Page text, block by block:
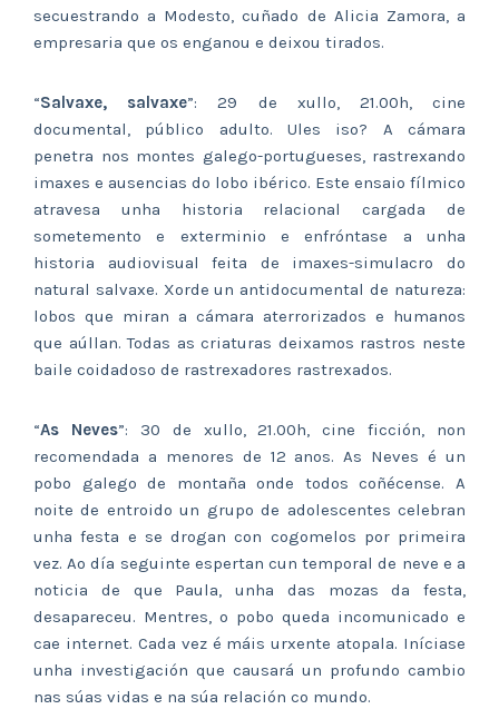
secuestrando a Modesto, cuñado de Alicia Zamora, a
empresaria que os enganou e deixou tirados.
“Salvaxe, salvaxe”: 29 de xullo, 21.00h, cine
documental, público adulto. Ules iso? A cámara
penetra nos montes galego-portugueses, rastrexando
imaxes e ausencias do lobo ibérico. Este ensaio fílmico
atravesa unha historia relacional cargada de
sometemento e exterminio e enfróntase a unha
historia audiovisual feita de imaxes-simulacro do
natural salvaxe. Xorde un antidocumental de natureza:
lobos que miran a cámara aterrorizados e humanos
que aúllan. Todas as criaturas deixamos rastros neste
baile coidadoso de rastrexadores rastrexados.
“As Neves”: 30 de xullo, 21.00h, cine ficción, non
recomendada a menores de 12 anos. As Neves é un
pobo galego de montaña onde todos coñécense. A
noite de entroido un grupo de adolescentes celebran
unha festa e se drogan con cogomelos por primeira
vez. Ao día seguinte espertan cun temporal de neve e a
noticia de que Paula, unha das mozas da festa,
desapareceu. Mentres, o pobo queda incomunicado e
cae internet. Cada vez é máis urxente atopala. Iníciase
unha investigación que causará un profundo cambio
nas súas vidas e na súa relación co mundo.